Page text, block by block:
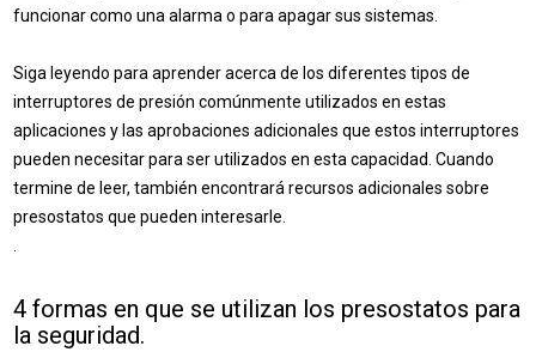
funcionar como una alarma o para apagar sus sistemas.
Siga leyendo para aprender acerca de los diferentes tipos de
interruptores de presión comúnmente utilizados en estas
aplicaciones y las aprobaciones adicionales que estos interruptores
pueden necesitar para ser utilizados en esta capacidad. Cuando
termine de leer, también encontrará recursos adicionales sobre
presostatos que pueden interesarle.
4 formas en que se utilizan los presostatos para
la seguridad.